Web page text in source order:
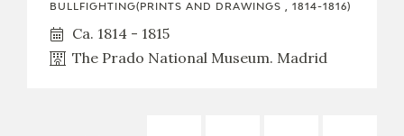
BULLFIGHTING(PRINTS AND DRAWINGS , 1814-1816)
Ca. 1814 - 1815
The Prado National Museum. Madrid